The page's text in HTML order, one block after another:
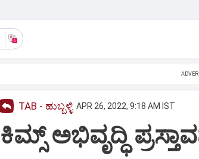
TAB - ಹುಬ್ಬಳ್ಳಿ APR 26, 2022, 9:18 AM IST
ಕಿಮ್ಸ್‌ ಅಭಿವೃದ್ಧಿ